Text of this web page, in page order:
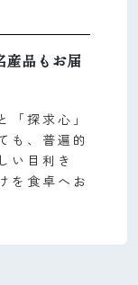
産品もお届
「探求心」
も、普遍的
い目利き
を食卓へお